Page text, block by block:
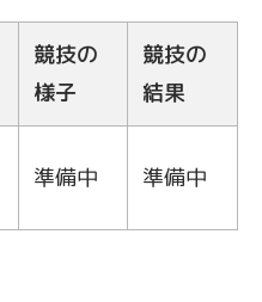
競技の
様子
競技の
結果
準備中 準備中